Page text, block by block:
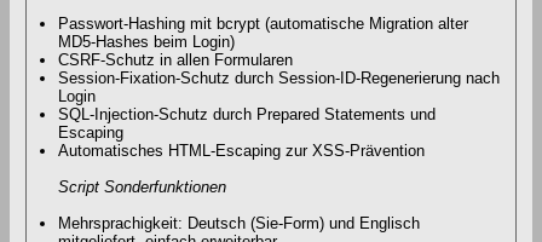
Passwort-Hashing mit bcrypt (automatische Migration alter
MD5-Hashes beim Login)
CSRF-Schutz in allen Formularen
Session-Fixation-Schutz durch Session-ID-Regenerierung nach
Login
SQL-Injection-Schutz durch Prepared Statements und
Escaping
Automatisches HTML-Escaping zur XSS-Prävention
Script Sonderfunktionen
Mehrsprachigkeit: Deutsch (Sie-Form) und Englisch